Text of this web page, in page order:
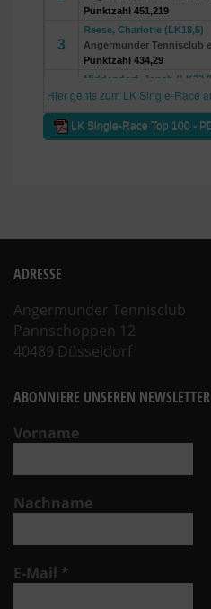
ADRESSE
Angermunder Tennisclub
Pannschoppen 12
40489 Düsseldorf
ABONNIERE UNSEREN NEWSLETTER
Vorname
Nachname
E-Mail *